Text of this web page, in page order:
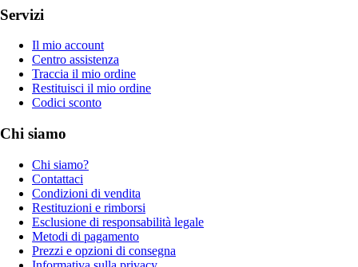
Servizi
Il mio account
Centro assistenza
Traccia il mio ordine
Restituisci il mio ordine
Codici sconto
Chi siamo
Chi siamo?
Contattaci
Condizioni di vendita
Restituzioni e rimborsi
Esclusione di responsabilità legale
Metodi di pagamento
Prezzi e opzioni di consegna